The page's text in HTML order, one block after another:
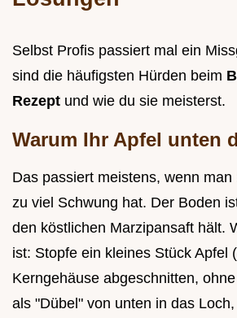
Selbst Profis passiert mal ein
sind die häufigsten Hürden beim
Rezept und wie du sie meisterst.
Warum Ihr Apfel unten
Das passiert meistens, wenn man
zu viel Schwung hat. Der Boden
den köstlichen Marzipansaft hält.
ist: Stopfe ein kleines Stück Apfel
Kerngehäuse abgeschnitten,
als "Dübel" von unten in das